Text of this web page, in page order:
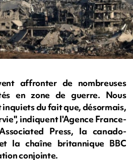
affronter de nombreuses
en zone de guerre. Nous
du fait que, désormais,
indiquent l'Agence France-
Press, la canado-
la chaîne britannique BBC
conjointe.